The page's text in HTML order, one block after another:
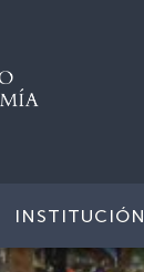
INSTITUCIÓN